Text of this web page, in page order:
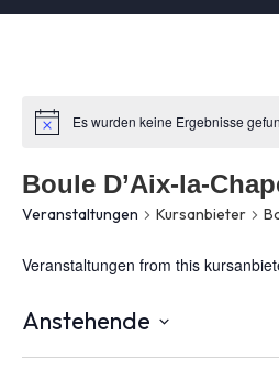
Es wurden keine Ergebnisse
Boule D’Aix-la-
Veranstaltungen Kursanbieter
Veranstaltungen from this
Anstehende